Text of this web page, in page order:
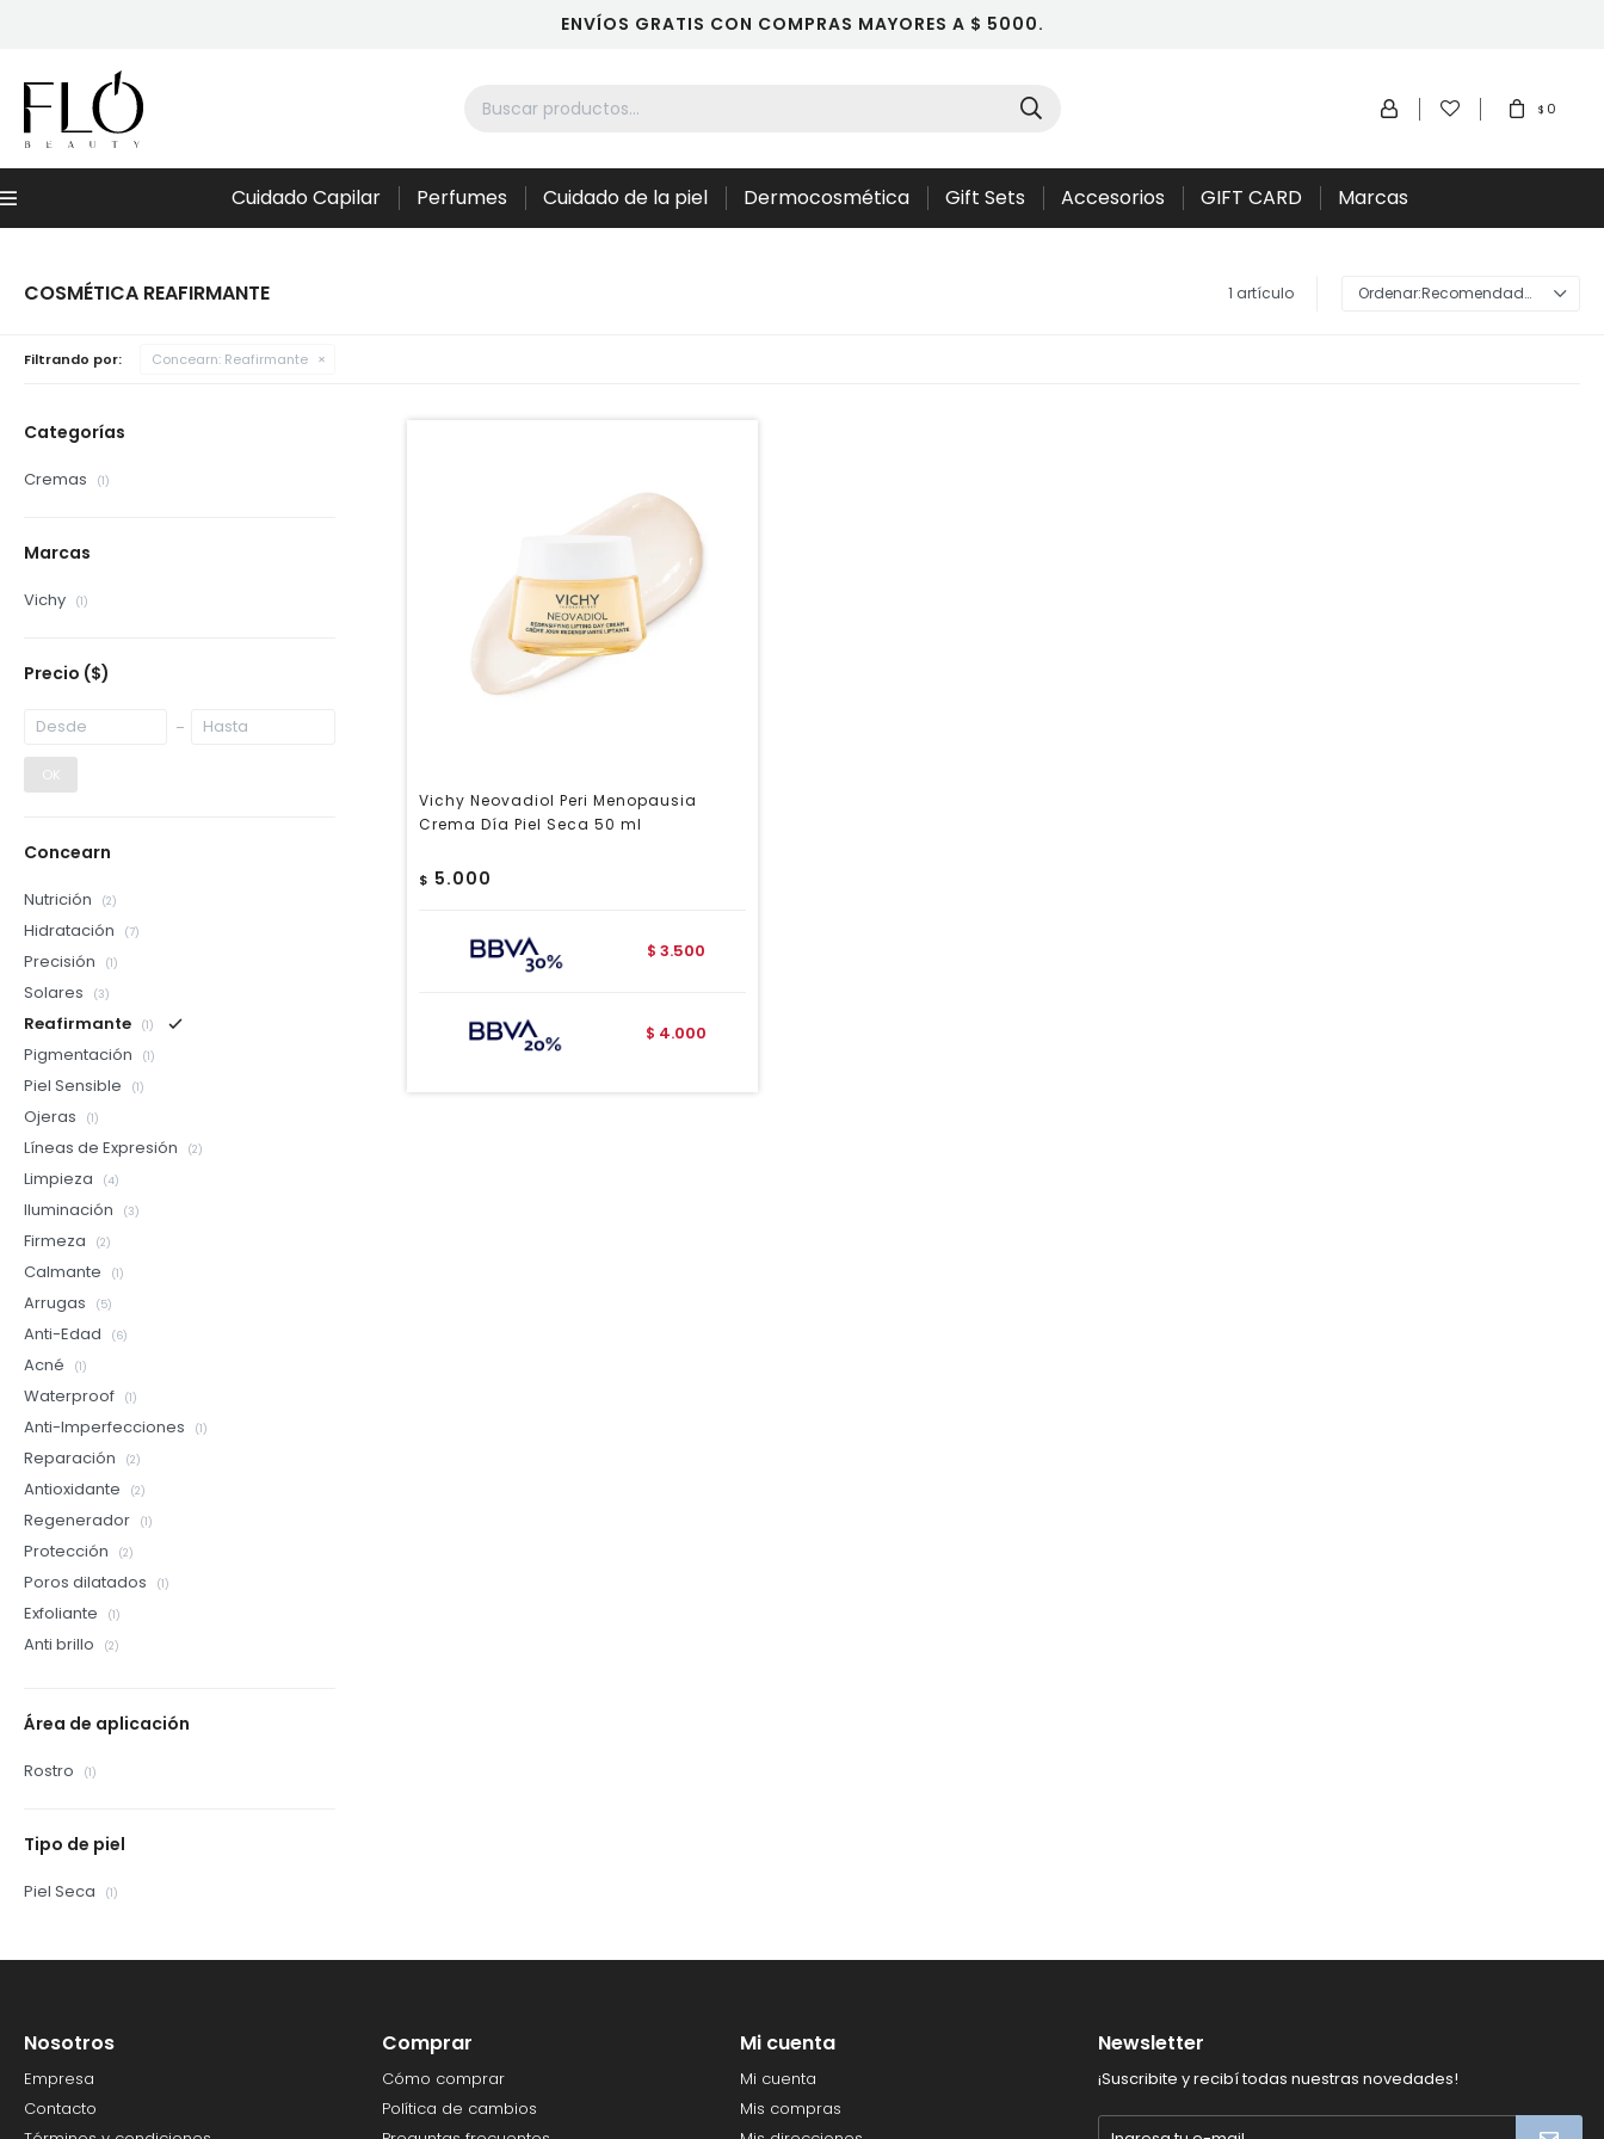
ENVÍOS GRATIS CON COMPRAS MAYORES A $ 5000.
Menú Cuidado Capilar Perfumes Cuidado de la piel Dermocosmética Gift Sets Accesorios GIFT CARD Marcas
$ 0
COSMÉTICA REAFIRMANTE 1 artículo Recomendados
Filtrando por: Concearn: Reafirmante
Vichy Neovadiol Peri Menopausia
Crema Día Piel Seca 50 ml
$ 5.000
$ 3.500
$ 4.000
Categorías
Cremas (1)
Marcas
Vichy (1)
Precio ($)
OK
Concearn
Nutrición (2)
Hidratación (7)
Precisión (1)
Solares (3)
Reafirmante (1)
Pigmentación (1)
Piel Sensible (1)
Ojeras (1)
Líneas de Expresión (2)
Limpieza (4)
Iluminación (3)
Firmeza (2)
Calmante (1)
Arrugas (5)
Anti-Edad (6)
Acné (1)
Waterproof (1)
Anti-Imperfecciones (1)
Reparación (2)
Antioxidante (2)
Regenerador (1)
Protección (2)
Poros dilatados (1)
Exfoliante (1)
Anti brillo (2)
Área de aplicación
Rostro (1)
Tipo de piel
Piel Seca (1)
Nosotros
Empresa
Contacto
Comprar
Cómo comprar
Política de cambios
Mi cuenta
Mi cuenta
Mis compras
Newsletter
¡Suscribite y recibí todas nuestras novedades!